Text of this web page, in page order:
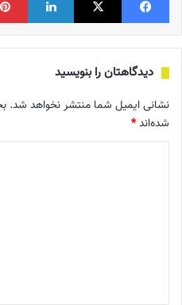
دیدگاهتان را بنویسید
نشانی ایمیل شما منتشر نخواهد شد.
شده‌اند*